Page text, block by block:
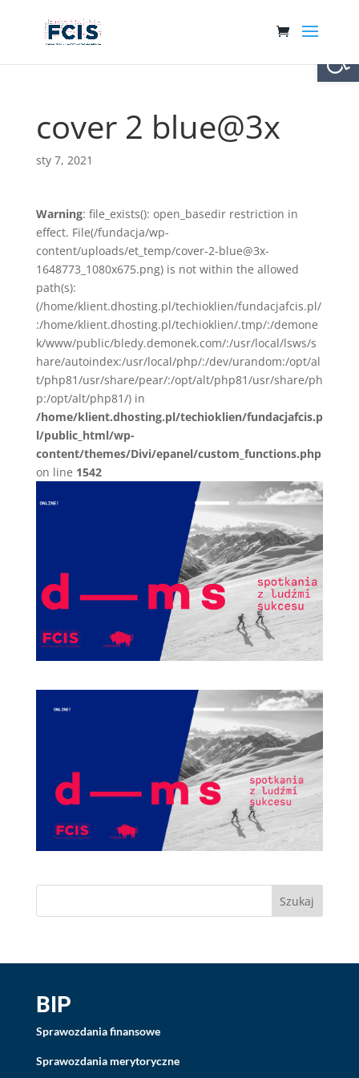
cover 2 blue@3x
sty 7, 2021
Warning: file_exists(): open_basedir restriction in
effect. File(/fundacja/wp-
content/uploads/et_temp/cover-2-blue@3x-
1648773_1080x675.png) is not within the allowed
path(s):
(/home/klient.dhosting.pl/techioklien/fundacjafcis.pl/
:/home/klient.dhosting.pl/techioklien/.tmp/:/demone
k/www/public/bledy.demonek.com/:/usr/local/lsws/s
hare/autoindex:/usr/local/php/:/dev/urandom:/opt/al
t/php81/usr/share/pear/:/opt/alt/php81/usr/share/ph
p:/opt/alt/php81/) in
/home/klient.dhosting.pl/techioklien/fundacjafcis.p
l/public_html/wp-
content/themes/Divi/epanel/custom_functions.php
on line 1542
BIP
Sprawozdania finansowe
Sprawozdania merytoryczne